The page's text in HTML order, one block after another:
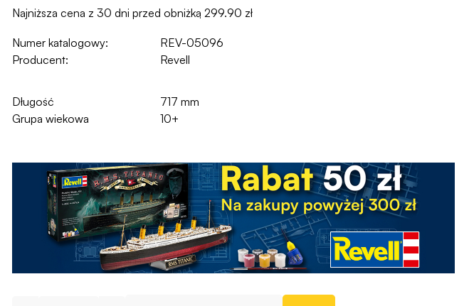
Najniższa cena z 30 dni przed obniżką 299.90 zł
Numer katalogowy:
REV-05096
Producent:
Revell
Długość
717 mm
Grupa wiekowa
10+